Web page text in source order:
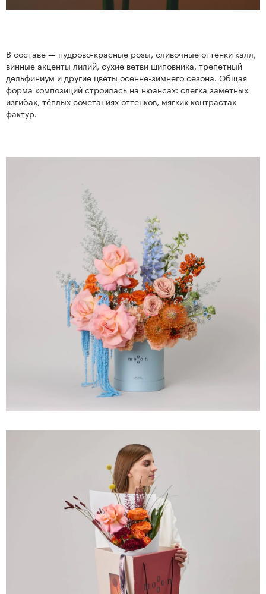
В составе — пудрово-красные розы, сливочные оттенки калл,
винные акценты лилий, сухие ветви шиповника, трепетный
дельфиниум и другие цветы осенне-зимнего сезона. Общая
форма композиций строилась на нюансах: слегка заметных
изгибах, тёплых сочетаниях оттенков, мягких контрастах
фактур.